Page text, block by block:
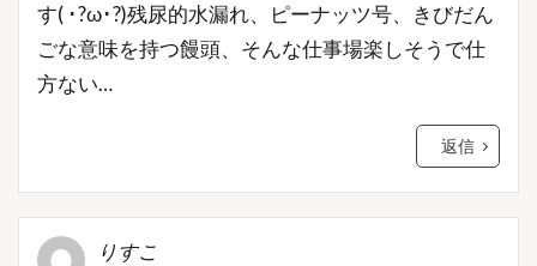
す( ･?ω･?)残尿的水漏れ、ピーナッツ号、きびだん
ごな意味を持つ饅頭、そんな仕事場楽しそうで仕
方ない…
返信
りすこ